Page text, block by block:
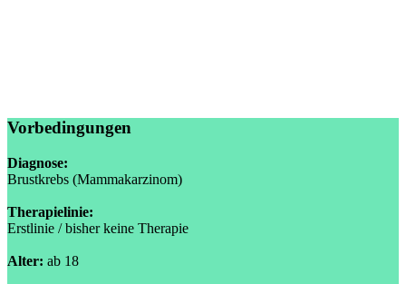
Vorbedingungen
Diagnose:
Brustkrebs (Mammakarzinom)
Therapielinie:
Erstlinie / bisher keine Therapie
Alter: ab 18